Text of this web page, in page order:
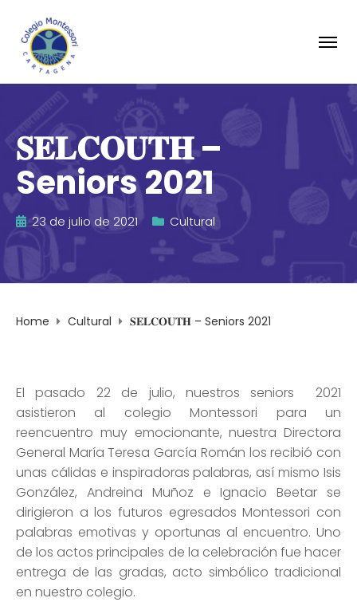
𝐒𝐄𝐋𝐂𝐎𝐔𝐓𝐇 –
Seniors 2021
23 de julio de 2021 Cultural
Home Cultural 𝐒𝐄𝐋𝐂𝐎𝐔𝐓𝐇 – Seniors 2021
El pasado 22 de julio, nuestros seniors 2021
asistieron al colegio Montessori para un
reencuentro muy emocionante, nuestra Directora
General María Teresa García Román los recibió con
unas cálidas e inspiradoras palabras, así mismo Isis
González, Andreina Muñoz e Ignacio Beetar se
dirigieron a los futuros egresados Montessori con
palabras emotivas y oportunas al encuentro. Uno
de los actos principales de la celebración fue hacer
entrega de las gradas, acto simbólico tradicional
en nuestro colegio.